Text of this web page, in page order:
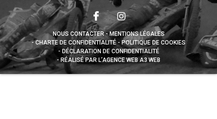
NOUS CONTACTER
MENTIONS LÉGALES
CHARTE DE CONFIDENTIALITÉ
POLITIQUE DE COOKIES
DÉCLARATION DE CONFIDENTIALITÉ
RÉALISÉ PAR L’AGENCE WEB A3 WEB